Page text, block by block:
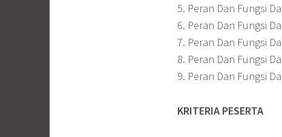
5. Peran Dan Fungsi
6. Peran Dan Fungsi
7. Peran Dan Fungsi
8. Peran Dan Fungsi
9. Peran Dan Fungsi
KRITERIA PESERTA